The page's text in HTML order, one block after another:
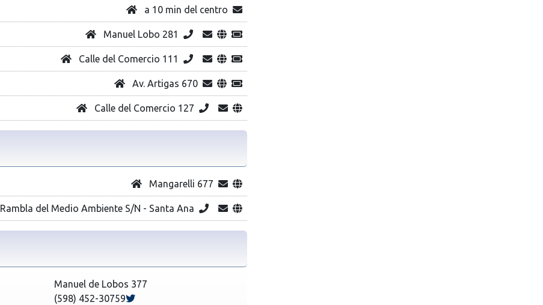
a 10 min del centro
Manuel Lobo 281
Calle del Comercio 111
Av. Artigas 670
Calle del Comercio 127
Mangarelli 677
Rambla del Medio Ambiente S/N - Santa Ana
Manuel de Lobos 377
(598) 452-30759